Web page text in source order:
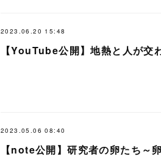
2023.06.20 15:48
【YouTube公開】地熱と人が
2023.05.06 08:40
【note公開】研究者の卵たち